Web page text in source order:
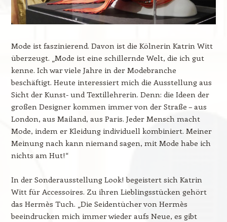
Mode ist faszinierend. Davon ist die Kölnerin Katrin Witt
überzeugt. „Mode ist eine schillernde Welt, die ich gut
kenne. Ich war viele Jahre in der Modebranche
beschäftigt. Heute interessiert mich die Ausstellung aus
Sicht der Kunst- und Textillehrerin. Denn: die Ideen der
großen Designer kommen immer von der Straße – aus
London, aus Mailand, aus Paris. Jeder Mensch macht
Mode, indem er Kleidung individuell kombiniert. Meiner
Meinung nach kann niemand sagen, mit Mode habe ich
nichts am Hut!“
In der Sonderausstellung Look! begeistert sich Katrin
Witt für Accessoires. Zu ihren Lieblingsstücken gehört
das Hermès Tuch. „Die Seidentücher von Hermès
beeindrucken mich immer wieder aufs Neue, es gibt